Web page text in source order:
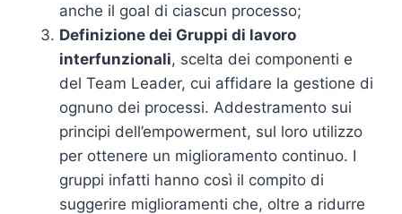
anche il goal di ciascun processo;
Definizione dei Gruppi di lavoro
interfunzionali, scelta dei componenti e
del Team Leader, cui affidare la gestione di
ognuno dei processi. Addestramento sui
principi dell’empowerment, sul loro utilizzo
per ottenere un miglioramento continuo. I
gruppi infatti hanno così il compito di
suggerire miglioramenti che, oltre a ridurre